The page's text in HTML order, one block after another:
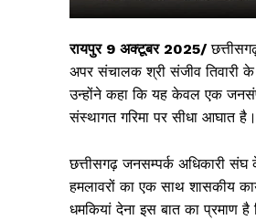
रायपुर 9 अक्टूबर 2025/
अपर संचालक श्री संजीव तिवारी
उन्होंने कहा कि यह केवल एक
संस्थागत गरिमा पर सीधा आघात है।
छत्तीसगढ़ जनसम्पर्क अधिकारी संघ
हमलावरों का एक साथ शासकीय
धमकियां देना इस बात का प्रमाण